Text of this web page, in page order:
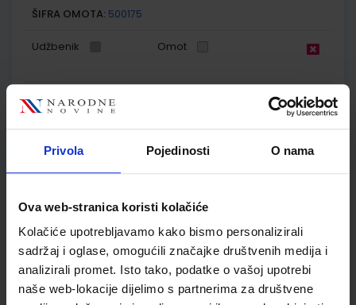
Privola Pojedinosti O nama
Ova web-stranica koristi kolačiće
Kolačiće upotrebljavamo kako bismo personalizirali
sadržaj i oglase, omogućili značajke društvenih medija i
analizirali promet. Isto tako, podatke o vašoj upotrebi
naše web-lokacije dijelimo s partnerima za društvene
ŠIFRA OMOTA: 500175
Udžbenik Omot
GEA 2; radna bilježnica za geografiju u šestom razredu
osnovne škole
Nakladnik:ŠKOLSKA KNJIGA d.d. Registarski broj ministarstva:7018-
ŠIFRA OMOTA: 500175
Udžbenik Omot